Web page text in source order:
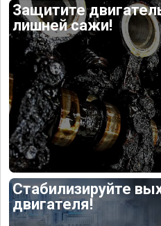
Защитите
лишней сажи!
Стабилизируйте
двигателя!